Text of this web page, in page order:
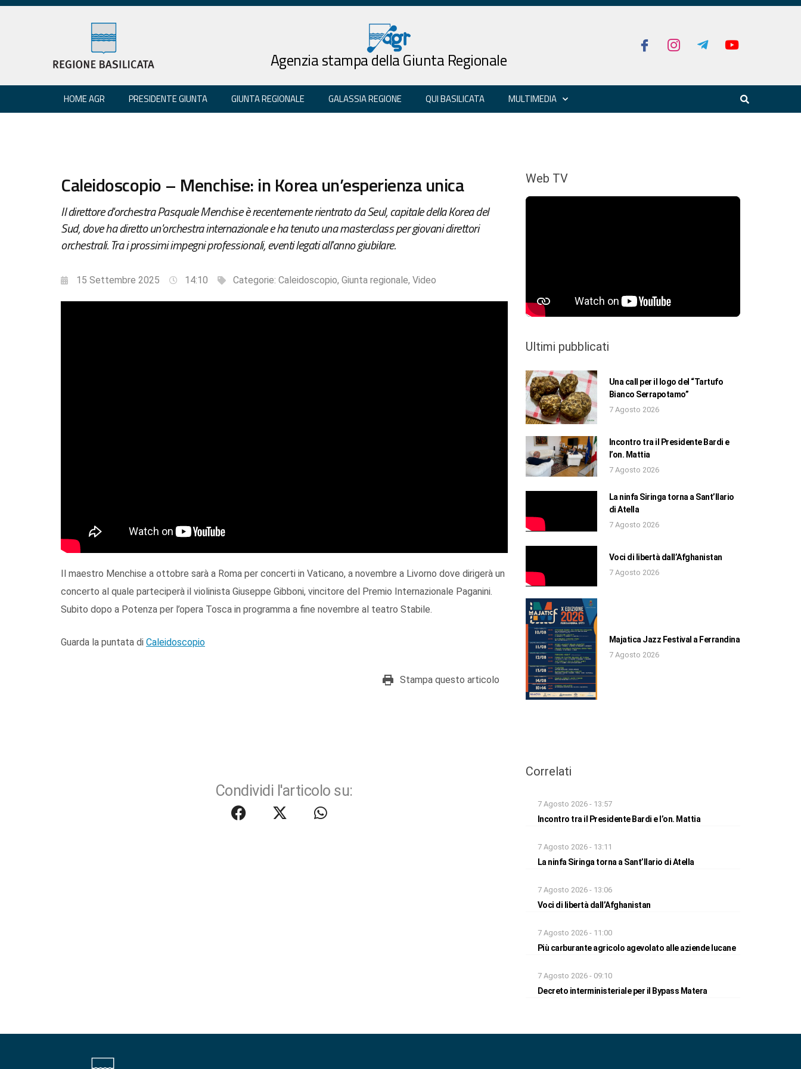
Agenzia stampa della Giunta Regionale
HOME AGR PRESIDENTE GIUNTA GIUNTA REGIONALE GALASSIA REGIONE QUI BASILICATA MULTIMEDIA
Caleidoscopio – Menchise: in Korea un’esperienza unica
Il direttore d'orchestra Pasquale Menchise è recentemente rientrato da Seul, capitale della Korea del
Sud, dove ha diretto un'orchestra internazionale e ha tenuto una masterclass per giovani direttori
orchestrali. Tra i prossimi impegni professionali, eventi legati all'anno giubilare.
15 Settembre 2025 14:10 Categorie: Caleidoscopio, Giunta regionale, Video
Il maestro Menchise a ottobre sarà a Roma per concerti in Vaticano, a novembre a Livorno dove dirigerà un
concerto al quale parteciperà il violinista Giuseppe Gibboni, vincitore del Premio Internazionale Paganini.
Subito dopo a Potenza per l’opera Tosca in programma a fine novembre al teatro Stabile.
Guarda la puntata di Caleidoscopio
Stampa questo articolo
Condividi l'articolo su:
Web TV
Ultimi pubblicati
Una call per il logo del “Tartufo
Bianco Serrapotamo”
7 Agosto 2026
Incontro tra il Presidente Bardi e
l’on. Mattia
7 Agosto 2026
La ninfa Siringa torna a Sant’Ilario
di Atella
7 Agosto 2026
Voci di libertà dall’Afghanistan
7 Agosto 2026
Majatica Jazz Festival a Ferrandina
7 Agosto 2026
Correlati
7 Agosto 2026 - 13:57
Incontro tra il Presidente Bardi e l’on. Mattia
7 Agosto 2026 - 13:11
La ninfa Siringa torna a Sant’Ilario di Atella
7 Agosto 2026 - 13:06
Voci di libertà dall’Afghanistan
7 Agosto 2026 - 11:00
Più carburante agricolo agevolato alle aziende lucane
7 Agosto 2026 - 09:10
Decreto interministeriale per il Bypass Matera